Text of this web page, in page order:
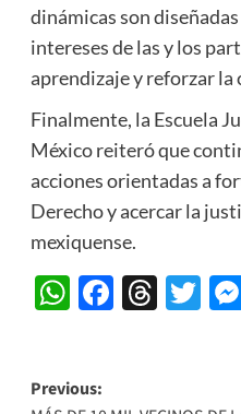
dinámicas son
intereses de las y los
aprendizaje y reforzar la
Finalmente, la Escuela
México reiteró que
acciones orientadas a
Derecho y acercar la
mexiquense.
WhatsApp
Post
Previous: